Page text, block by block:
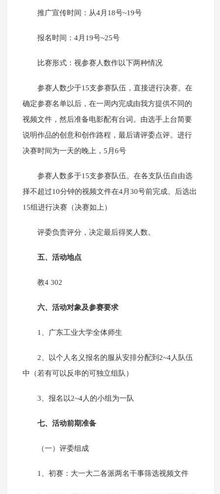
推广宣传时间：从4月18号~19号
报名时间：4月19号~25号
比赛形式：视参赛人数作以下两种情况
参赛人数少于15支参赛队伍，直接进行决赛。在
确定参赛名单以后，在一周内完成由我方提供不同的
视频文件，然后准备电影配有台词。由选手上台简要
说明作品的创意和创作路程，最后请评委点评。进行
决赛时间为一天的晚上，5月6号
参赛人数多于15支参赛队伍。在各支队伍自由选
择不超过10分钟的视频文件在4月30号前完成。后选出
15组进行决赛（决赛如上）
评委负责评分，决定最后得奖人数。
五、活动地点
教4 302
六、活动对象及参赛要求
1、广东工业大学全体师生
2、以个人名义报名的服从安排分配到2~4人队伍
中（若有可以反串的可独立组队）
3、报名以2~4人的小组为一队
七、活动前期准备
（一）评委组成
1、初赛：大一大二各派两名干事筛选视频文件